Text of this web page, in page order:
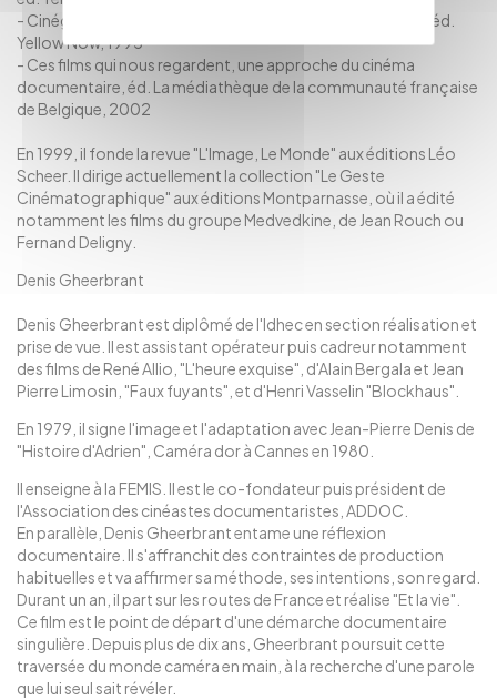
- Cinégénie de la bicyclette, avec G. Cornec et H. Le Roux, éd.
Yellow Now, 1995
- Ces films qui nous regardent, une approche du cinéma
documentaire, éd. La médiathèque de la communauté française
de Belgique, 2002
En 1999, il fonde la revue "L'Image, Le Monde" aux éditions Léo
Scheer. Il dirige actuellement la collection "Le Geste
Cinématographique" aux éditions Montparnasse, où il a édité
notamment les films du groupe Medvedkine, de Jean Rouch ou
Fernand Deligny.
Denis Gheerbrant
Denis Gheerbrant est diplômé de l'Idhec en section réalisation et
prise de vue. Il est assistant opérateur puis cadreur notamment
des films de René Allio, "L'heure exquise", d'Alain Bergala et Jean
Pierre Limosin, "Faux fuyants", et d'Henri Vasselin "Blockhaus".
En 1979, il signe l'image et l'adaptation avec Jean-Pierre Denis de
"Histoire d'Adrien", Caméra dor à Cannes en 1980.
Il enseigne à la FEMIS. Il est le co-fondateur puis président de
l'Association des cinéastes documentaristes, ADDOC.
En parallèle, Denis Gheerbrant entame une réflexion
documentaire. Il s'affranchit des contraintes de production
habituelles et va affirmer sa méthode, ses intentions, son regard.
Durant un an, il part sur les routes de France et réalise "Et la vie".
Ce film est le point de départ d'une démarche documentaire
singulière. Depuis plus de dix ans, Gheerbrant poursuit cette
traversée du monde caméra en main, à la recherche d'une parole
que lui seul sait révéler.